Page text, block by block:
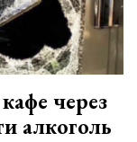
через
алкоголь